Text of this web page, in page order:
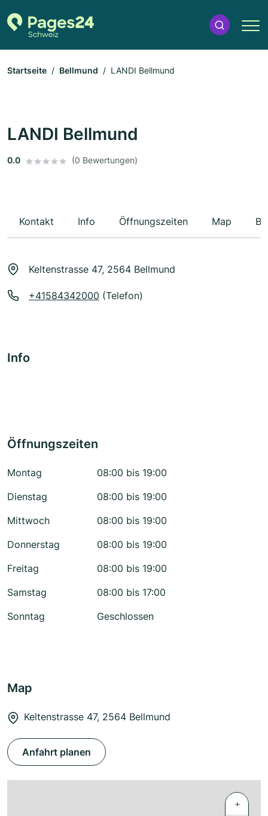
Startseite Bellmund LANDI Bellmund
LANDI Bellmund
0.0 (0 Bewertungen)
Kontakt Info Öffnungszeiten Map
Keltenstrasse 47, 2564 Bellmund
+41584342000 (Telefon)
Info
Öffnungszeiten
Montag
08:00 bis 19:00
Dienstag
08:00 bis 19:00
Mittwoch
08:00 bis 19:00
Donnerstag
08:00 bis 19:00
Freitag
08:00 bis 19:00
Samstag
08:00 bis 17:00
Sonntag
Geschlossen
Map
Keltenstrasse 47, 2564 Bellmund
Anfahrt planen
+